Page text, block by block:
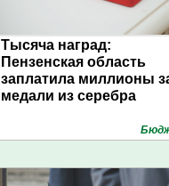
Тысяча наград:
Пензенская область
заплатила миллионы
медали из серебра